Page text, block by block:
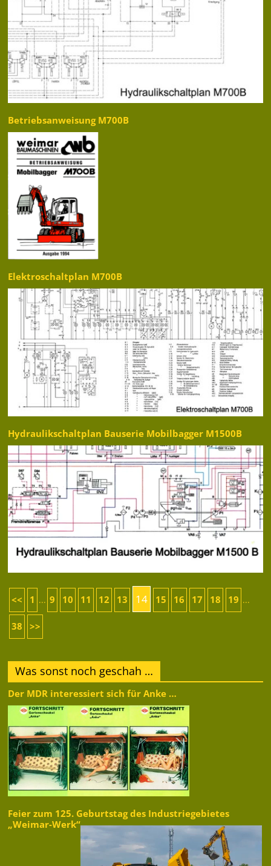
Betriebsanweisung M700B
Elektroschaltplan M700B
Hydraulikschaltplan Bauserie Mobilbagger M1500B
<< 1 ... 9 10 11 12 13 14 15 16 17 18 19 ...
38 >>
Was sonst noch geschah …
Der MDR interessiert sich für Anke …
Feier zum 125. Geburtstag des Industriegebietes
„Weimar-Werk“